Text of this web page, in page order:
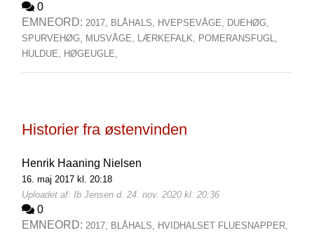
0
EMNEORD: 2017, BLÅHALS, HVEPSEVÅGE, DUEHØG,
SPURVEHØG, MUSVÅGE, LÆRKEFALK, POMERANSFUGL,
HULDUE, HØGEUGLE,
Historier fra østenvinden
Henrik Haaning Nielsen
16. maj 2017 kl. 20:18
Uploadet af: Ib Jensen d. 24. nov. 2020 kl. 20:36
0
EMNEORD: 2017, BLÅHALS, HVIDHALSET FLUESNAPPER,